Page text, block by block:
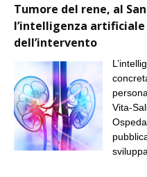
Tumore del rene, al
l’intelligenza
dell’intervento
Vita-